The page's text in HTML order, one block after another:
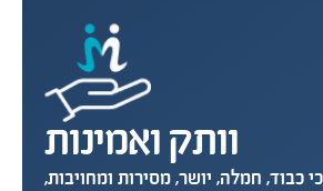
וותק ואמינות
כבוד, חמלה, יושר, מסירות ומחויבות,